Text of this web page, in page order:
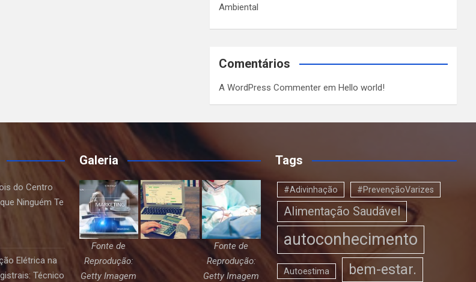
Ambiental
Comentários
A WordPress Commenter emHello world!
do Centro
Ninguém Te
Elétrica na
Técnico
Galeria
Fonte de
Reprodução:
Getty Imagem
Fonte de
Reprodução:
Getty Imagem
Tags
#Adivinhação #PrevençãoVarizes
Alimentação Saudável
autoconhecimento
Autoestima bem-estar.